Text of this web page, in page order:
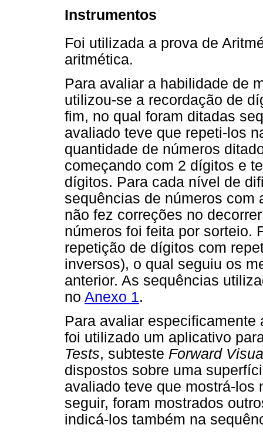
Instrumentos
Foi utilizada a prova de
aritmética.
Para avaliar a habilidade de
utilizou-se a recordação de
fim, no qual foram ditadas
avaliado teve que repeti-los
quantidade de números
começando com 2 dígitos e
dígitos. Para cada nível de
sequências de números com
não fez correções no
números foi feita por sorteio.
repetição de dígitos com
inversos), o qual seguiu os
anterior. As sequências
no Anexo 1.
Para avaliar
foi utilizado um aplicativo
Tests, subteste Forward
dispostos sobre uma
avaliado teve que mostrá-los
seguir, foram mostrados
indicá-los também na